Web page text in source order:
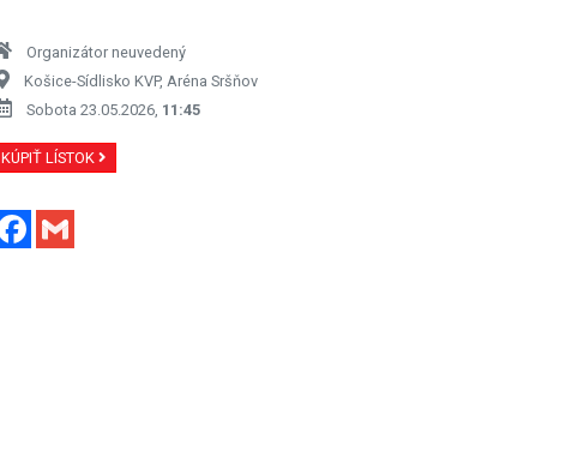
Organizátor neuvedený
Košice-Sídlisko KVP, Aréna Sršňov
Sobota 23.05.2026, 11:45
KÚPIŤ LÍSTOK
Facebook